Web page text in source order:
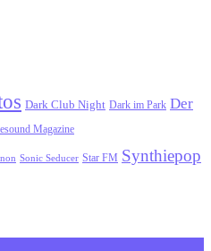
Dark Club Night Dark im Park Der
Magazine
Sonic Seducer Star FM Synthiepop